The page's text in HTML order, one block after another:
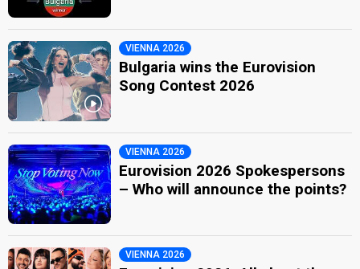
VIENNA 2026
Bulgaria wins the Eurovision
Song Contest 2026
VIENNA 2026
Eurovision 2026 Spokespersons
– Who will announce the points?
VIENNA 2026